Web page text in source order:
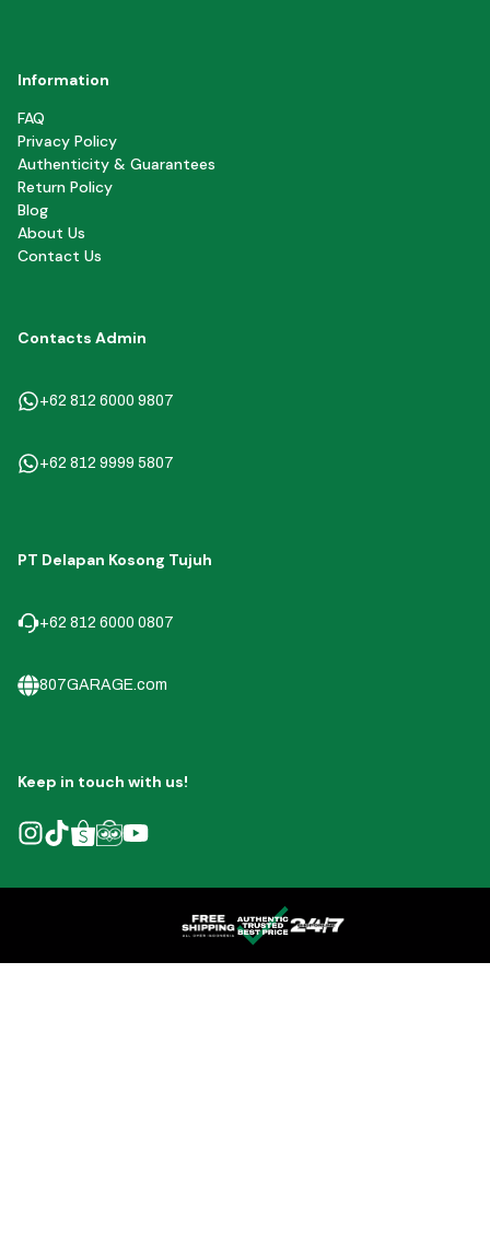
Information
FAQ
Privacy Policy
Authenticity & Guarantees
Return Policy
Blog
About Us
Contact Us
Contacts Admin
+62 812 6000 9807
+62 812 9999 5807
PT Delapan Kosong Tujuh
+62 812 6000 0807
807GARAGE.com
Keep in touch with us!